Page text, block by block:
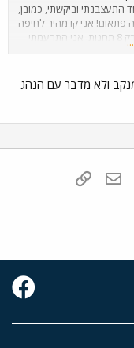
בקו הזה (921). אני מאוד התעצבנתי וביקשתי, כמובן,
אני קו מהיר לחיפה
ולא צריך לאסוף טרמפיסטים כמוך שנוסעים רק 8 תחנות. אני התרעמתי
אברהם ושהוא אחד
וצעק עלי לרדת
שלי את מספר
הנכון. מה דעתכם?
ולא מדבר עם הנהג
WhatsAppדואר אלקטרוני